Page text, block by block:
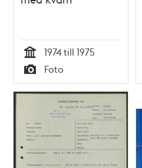
Tid
1974 till 1975
Typ
Foto